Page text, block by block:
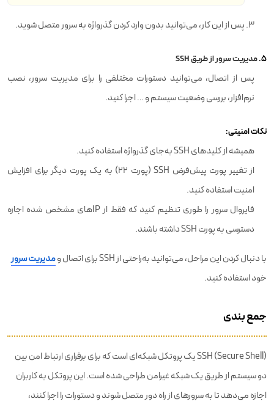
پس از این کار، می‌توانید بدون وارد کردن گذرواژه به سرور متصل شوید.
5. مدیریت سرور از طریق SSH
پس از اتصال، می‌توانید دستورات مختلفی را برای مدیریت سرور، نصب
نرم‌افزار، بررسی وضعیت سیستم و … اجرا کنید.
نکات امنیتی:
همیشه از کلیدهای SSH به‌جای گذرواژه استفاده کنید.
از تغییر پورت پیش‌فرض SSH (پورت 22) به یک پورت دیگر برای افزایش
امنیت استفاده کنید.
فایروال سرور را طوری تنظیم کنید که فقط از IP‌های مشخص شده اجازه
دسترسی به پورت SSH داشته باشند.
با دنبال کردن این مراحل، می‌توانید به‌راحتی از SSH برای اتصال و
مدیریت سرور
خود استفاده کنید.
جمع بندی
SSH (Secure Shell) یک پروتکل شبکه‌ای است که برای برقراری ارتباط امن بین
دو سیستم از طریق یک شبکه غیرامن طراحی شده است. این پروتکل به کاربران
اجازه می‌دهد تا به سرورهای از راه دور متصل شوند و دستورات را اجرا کنند،